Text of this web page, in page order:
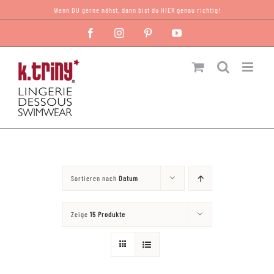
Inhalt
Wenn DU gerne nähst, dann bist du HIER genau richtig!
FacebookInstagramPinterest
Sortieren nach Datum
Zeige 15 Produkte